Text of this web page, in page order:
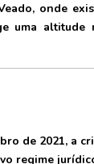
onde
uma altitude
de 2021, a
regime